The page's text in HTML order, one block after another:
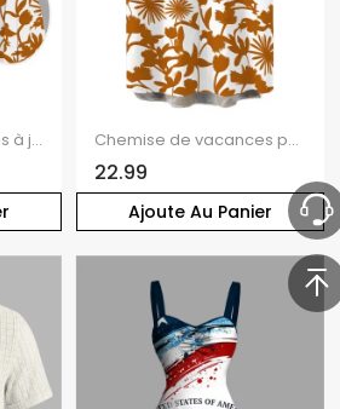
Pantalon de vacances à jambes larges, imprimé floral botanique vintage, poches et ceinture
Ajoute Au Panier
Chemise de vacances pour homme, imprimé floral botanique vintage intégral, chemise boutonnée
22.99